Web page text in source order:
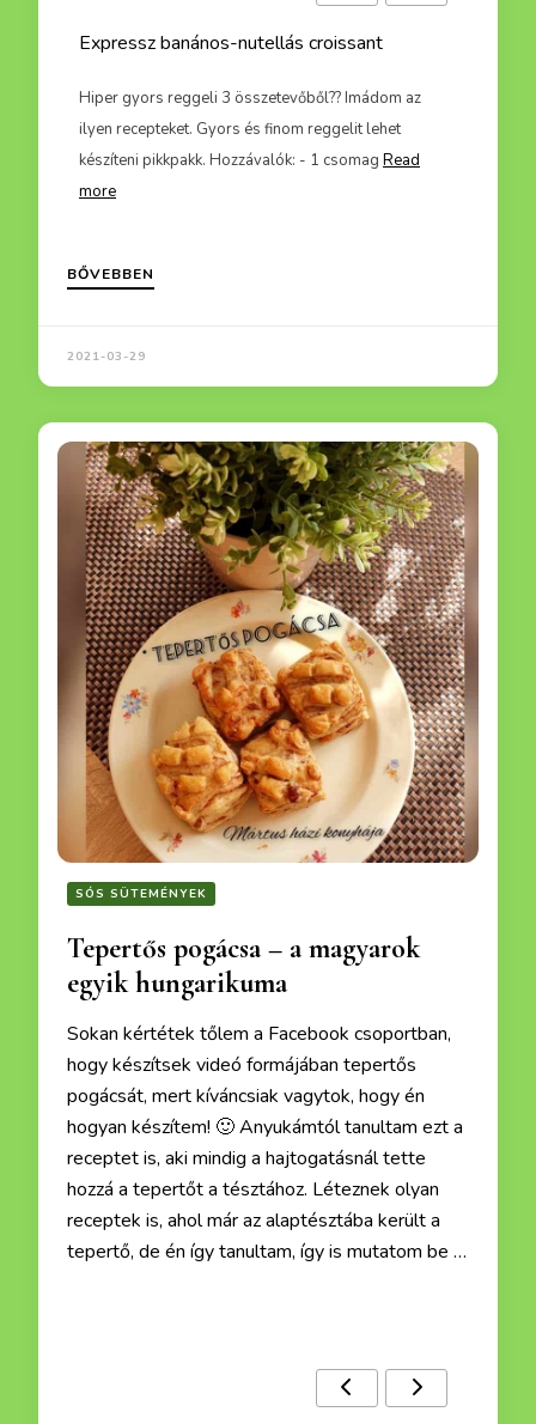
Expressz banános-nutellás croissant
Hiper gyors reggeli 3 összetevőből?? Imádom az
ilyen recepteket. Gyors és finom reggelit lehet
készíteni pikkpakk. Hozzávalók: - 1 csomag Read
more
BŐVEBBEN
2021-03-29
SÓS SÜTEMÉNYEK
Tepertős pogácsa – a magyarok
egyik hungarikuma
Sokan kértétek tőlem a Facebook csoportban,
hogy készítsek videó formájában tepertős
pogácsát, mert kíváncsiak vagytok, hogy én
hogyan készítem! 🙂 Anyukámtól tanultam ezt a
receptet is, aki mindig a hajtogatásnál tette
hozzá a tepertőt a tésztához. Léteznek olyan
receptek is, ahol már az alaptésztába került a
tepertő, de én így tanultam, így is mutatom be …